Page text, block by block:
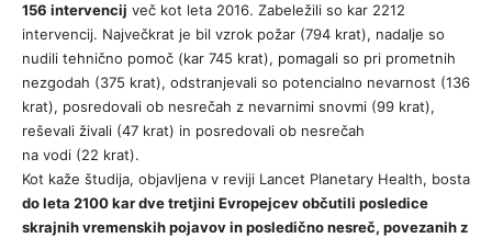
156 intervencij več kot leta 2016. Zabeležili so kar 2212
intervencij. Največkrat je bil vzrok požar (794 krat), nadalje so
nudili tehnično pomoč (kar 745 krat), pomagali so pri prometnih
nezgodah (375 krat), odstranjevali so potencialno nevarnost (136
krat), posredovali ob nesrečah z nevarnimi snovmi (99 krat),
reševali živali (47 krat) in posredovali ob nesrečah
na vodi (22 krat).
Kot kaže študija, objavljena v reviji Lancet Planetary Health, bosta
do leta 2100 kar dve tretjini Evropejcev občutili posledice
skrajnih vremenskih pojavov in posledično nesreč, povezanih z